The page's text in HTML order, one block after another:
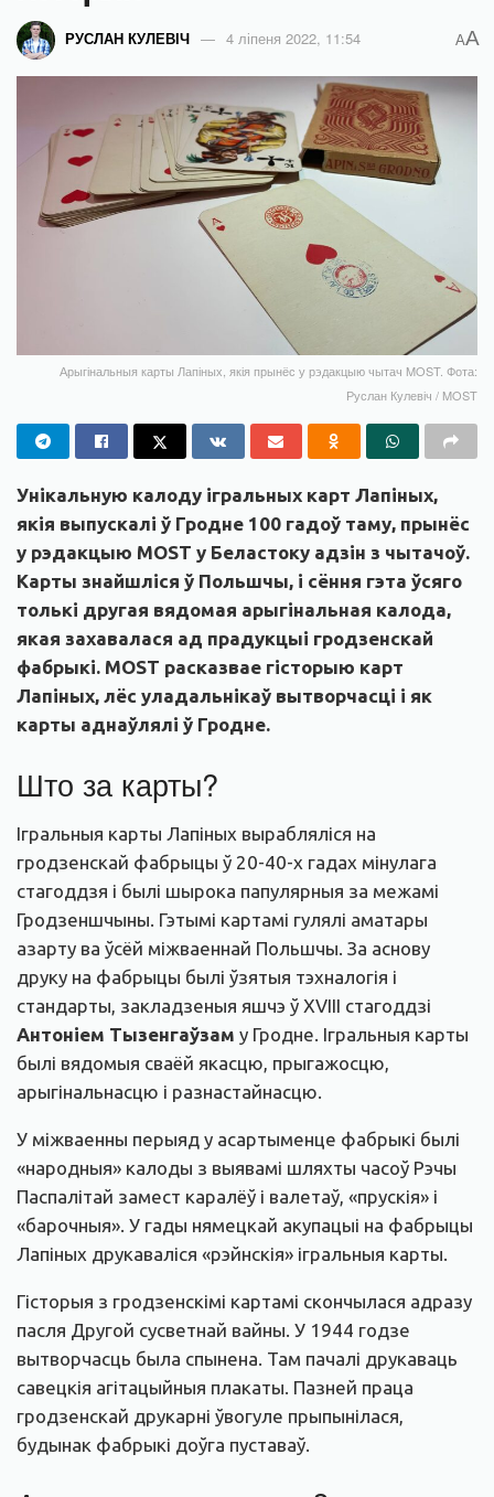
РУСЛАН КУЛЕВІЧ 4 ліпеня 2022, 11:54 AA
Арыгінальныя карты Лапіных, якія прынёс у рэдакцыю чытач MOST. Фота:
Руслан Кулевіч / MOST
Унікальную калоду ігральных карт Лапіных,
якія выпускалі ў Гродне 100 гадоў таму, прынёс
у рэдакцыю MOST у Беластоку адзін з чытачоў.
Карты знайшліся ў Польшчы, і сёння гэта ўсяго
толькі другая вядомая арыгінальная калода,
якая захавалася ад прадукцыі гродзенскай
фабрыкі. MOST расказвае гісторыю карт
Лапіных, лёс уладальнікаў вытворчасці і як
карты аднаўлялі ў Гродне.
Што за карты?
Ігральныя карты Лапіных вырабляліся на
гродзенскай фабрыцы ў 20-40-х гадах мінулага
стагоддзя і былі шырока папулярныя за межамі
Гродзеншчыны. Гэтымі картамі гулялі аматары
азарту ва ўсёй міжваеннай Польшчы. За аснову
друку на фабрыцы былі ўзятыя тэхналогія і
стандарты, закладзеныя яшчэ ў XVIII стагоддзі
Антоніем Тызенгаўзам у Гродне. Ігральныя карты
былі вядомыя сваёй якасцю, прыгажосцю,
арыгінальнасцю і разнастайнасцю.
У міжваенны перыяд у асартыменце фабрыкі былі
«народныя» калоды з выявамі шляхты часоў Рэчы
Паспалітай замест каралёў і валетаў, «прускія» і
«барочныя». У гады нямецкай акупацыі на фабрыцы
Лапіных друкаваліся «рэйнскія» ігральныя карты.
Гісторыя з гродзенскімі картамі скончылася адразу
пасля Другой сусветнай вайны. У 1944 годзе
вытворчасць была спынена. Там пачалі друкаваць
савецкія агітацыйныя плакаты. Пазней праца
гродзенскай друкарні ўвогуле прыпынілася,
будынак фабрыкі доўга пуставаў.